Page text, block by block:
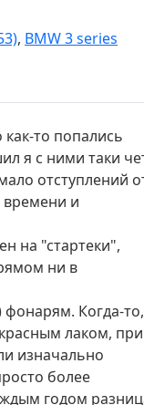
, BMW 3 series
то попались
я с ними таки
отступлений
времени и
на "стартеки",
ни в
Когда-то,
лаком, при
изначально
более
годом